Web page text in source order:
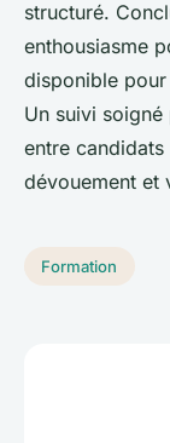
structuré.
enthousiasme
disponible
Un suivi
entre
dévouement et
Formation